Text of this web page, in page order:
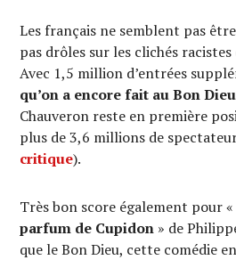
Les français ne semblent pas
pas drôles sur les clichés
Avec 1,5 million d’entrées
qu’on a encore fait au Bon
Chauveron reste en première
plus de 3,6 millions de
critique).
Très bon score également pour
parfum de Cupidon » de
que le Bon Dieu, cette comédie